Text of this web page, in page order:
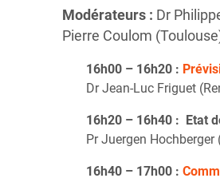
Modérateurs : Dr
Pierre Coulom
16h00 – 16h20 :
Dr Jean-Luc Friguet
16h20 – 16h40 : Etat
Pr Juergen Hochberger
16h40 – 17h00 :